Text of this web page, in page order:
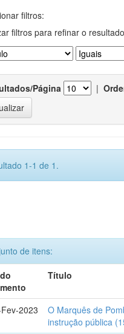
filtros:
filtros para refinar o
Página |
1-1 de 1.
de itens:
Título
2023
O Marquês de
instrução pública